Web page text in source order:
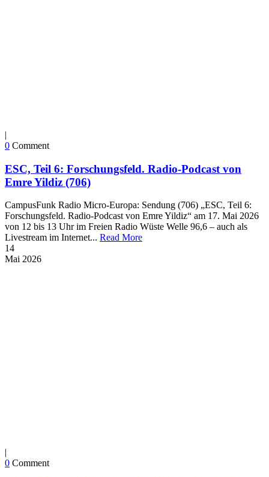
|
0 Comment
ESC, Teil 6: Forschungsfeld. Radio-Podcast von
Emre Yildiz (706)
CampusFunk Radio Micro-Europa: Sendung (706) „ESC, Teil 6:
Forschungsfeld. Radio-Podcast von Emre Yildiz“ am 17. Mai 2026
von 12 bis 13 Uhr im Freien Radio Wüste Welle 96,6 – auch als
Livestream im Internet... Read More
14
Mai 2026
|
0 Comment